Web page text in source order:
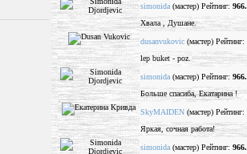
simonida (мастер) Рейтинг:
Хвала , Душане.
dusanvukovic (мастер) Рейтинг:
lep buket - poz.
simonida (мастер) Рейтинг:
Больше спасиба, Екатарина !
SkyMAIDEN (мастер) Рейтинг:
Яркая, сочная работа!
simonida (мастер) Рейтинг: